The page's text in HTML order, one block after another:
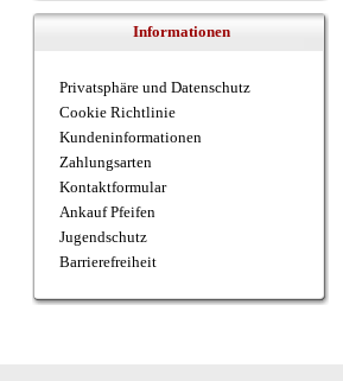
Informationen
Privatsphäre und Datenschutz
Cookie Richtlinie
Kundeninformationen
Zahlungsarten
Kontaktformular
Ankauf Pfeifen
Jugendschutz
Barrierefreiheit